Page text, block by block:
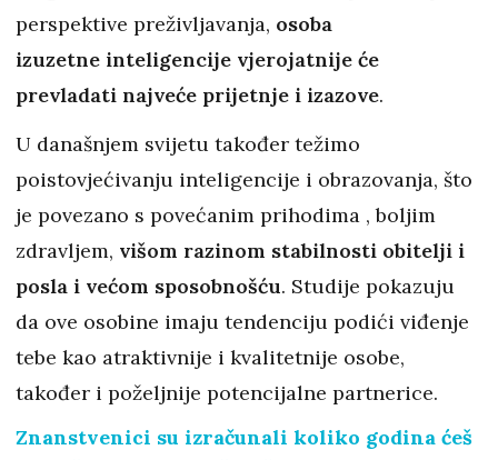
perspektive preživljavanja, osoba
izuzetne inteligencije vjerojatnije će
prevladati najveće prijetnje i izazove.
U današnjem svijetu također težimo
poistovjećivanju inteligencije i obrazovanja, što
je povezano s povećanim prihodima , boljim
zdravljem, višom razinom stabilnosti obitelji i
posla i većom sposobnošću. Studije pokazuju
da ove osobine imaju tendenciju podići viđenje
tebe kao atraktivnije i kvalitetnije osobe,
također i poželjnije potencijalne partnerice.
Znanstvenici su izračunali koliko godina ćeš